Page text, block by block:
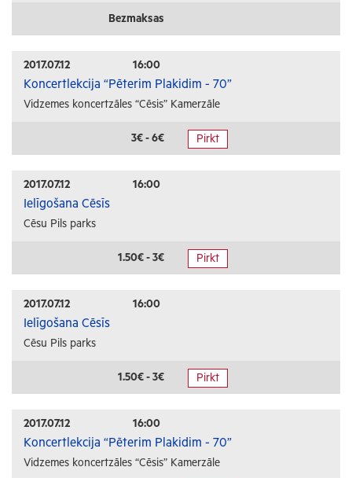
Bezmaksas
2017.07.12 16:00
Koncertlekcija “Pēterim Plakidim - 70”
Vidzemes koncertzāles “Cēsis” Kamerzāle
3€ - 6€ Pirkt
2017.07.12 16:00
Ielīgošana Cēsīs
Cēsu Pils parks
1.50€ - 3€ Pirkt
2017.07.12 16:00
Ielīgošana Cēsīs
Cēsu Pils parks
1.50€ - 3€ Pirkt
2017.07.12 16:00
Koncertlekcija “Pēterim Plakidim - 70”
Vidzemes koncertzāles “Cēsis” Kamerzāle